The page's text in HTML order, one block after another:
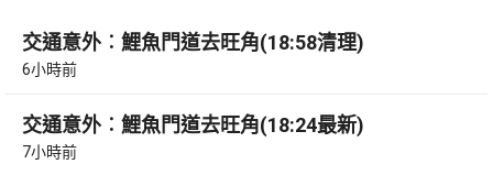
交通意外︰鯉魚門道去旺角(18:58清理)
6小時前
交通意外︰鯉魚門道去旺角(18:24最新)
7小時前